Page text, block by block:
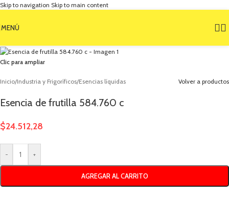
Skip to navigation Skip to main content
MENÚ
Clic para ampliar
Inicio/Industria y Frigoríficos/Esencias líquidas Volver a productos
Esencia de frutilla 584.760 c
$24.512,28
- +
AGREGAR AL CARRITO